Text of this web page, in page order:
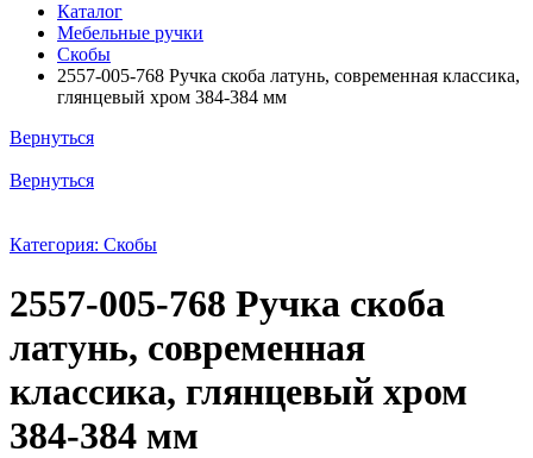
Каталог
Мебельные ручки
Скобы
2557-005-768 Ручка скоба латунь, современная классика,
глянцевый хром 384-384 мм
Вернуться
Вернуться
Категория: Скобы
2557-005-768 Ручка скоба
латунь, современная
классика, глянцевый хром
384-384 мм